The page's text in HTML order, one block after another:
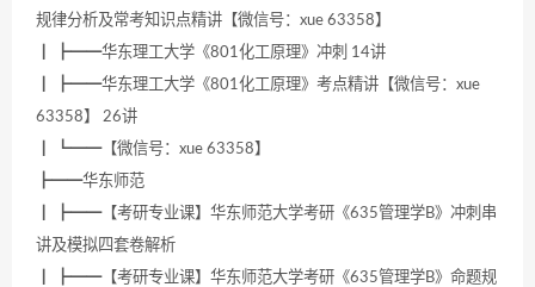
规律分析及常考知识点精讲【微信号：xue 63358】
┃ ┣━━华东理工大学《801化工原理》冲刺 14讲
┃ ┣━━华东理工大学《801化工原理》考点精讲【微信号：xue
63358】 26讲
┃ ┗━━【微信号：xue 63358】
┣━━华东师范
┃ ┣━━【考研专业课】华东师范大学考研《635管理学B》冲刺串
讲及模拟四套卷解析
┃ ┣━━【考研专业课】华东师范大学考研《635管理学B》命题规